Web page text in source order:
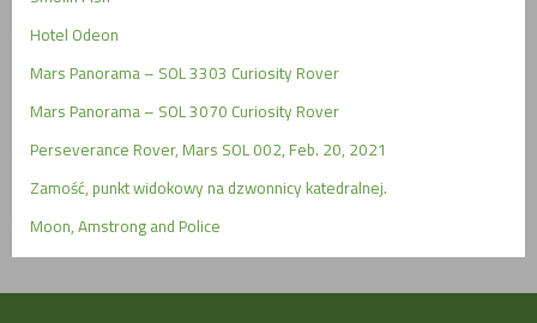
Hotel Odeon
Mars Panorama – SOL 3303 Curiosity Rover
Mars Panorama – SOL 3070 Curiosity Rover
Perseverance Rover, Mars SOL 002, Feb. 20, 2021
Zamość, punkt widokowy na dzwonnicy katedralnej.
Moon, Amstrong and Police